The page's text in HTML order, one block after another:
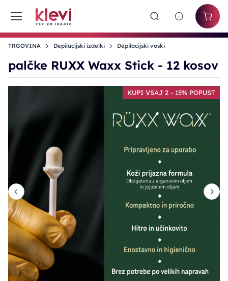
TRGOVINA Depilacijski izdelki Depilacijski voski
palčke RUXX Waxx Stick - 12 kosov
KUPI VSAJ 2 - 15% POPUST